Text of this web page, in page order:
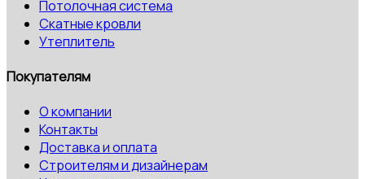
Потолочная система
Скатные кровли
Утеплитель
Покупателям
О компании
Контакты
Доставка и оплата
Строителям и дизайнерам